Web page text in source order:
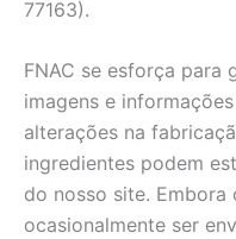
77163).
FNAC se esforça para
imagens e
alterações na
ingredientes podem
do nosso site. Embora
ocasionalmente ser